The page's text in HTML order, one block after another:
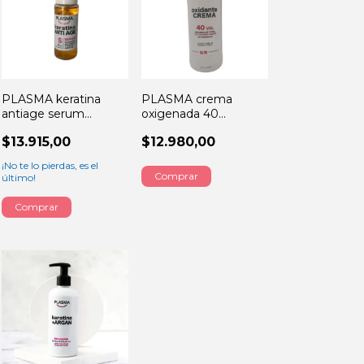
PLASMA keratina
antiage serum
$13.915,00
¡No te lo pierdas, es el
último!
PLASMA crema
oxigenada 40
$12.980,00